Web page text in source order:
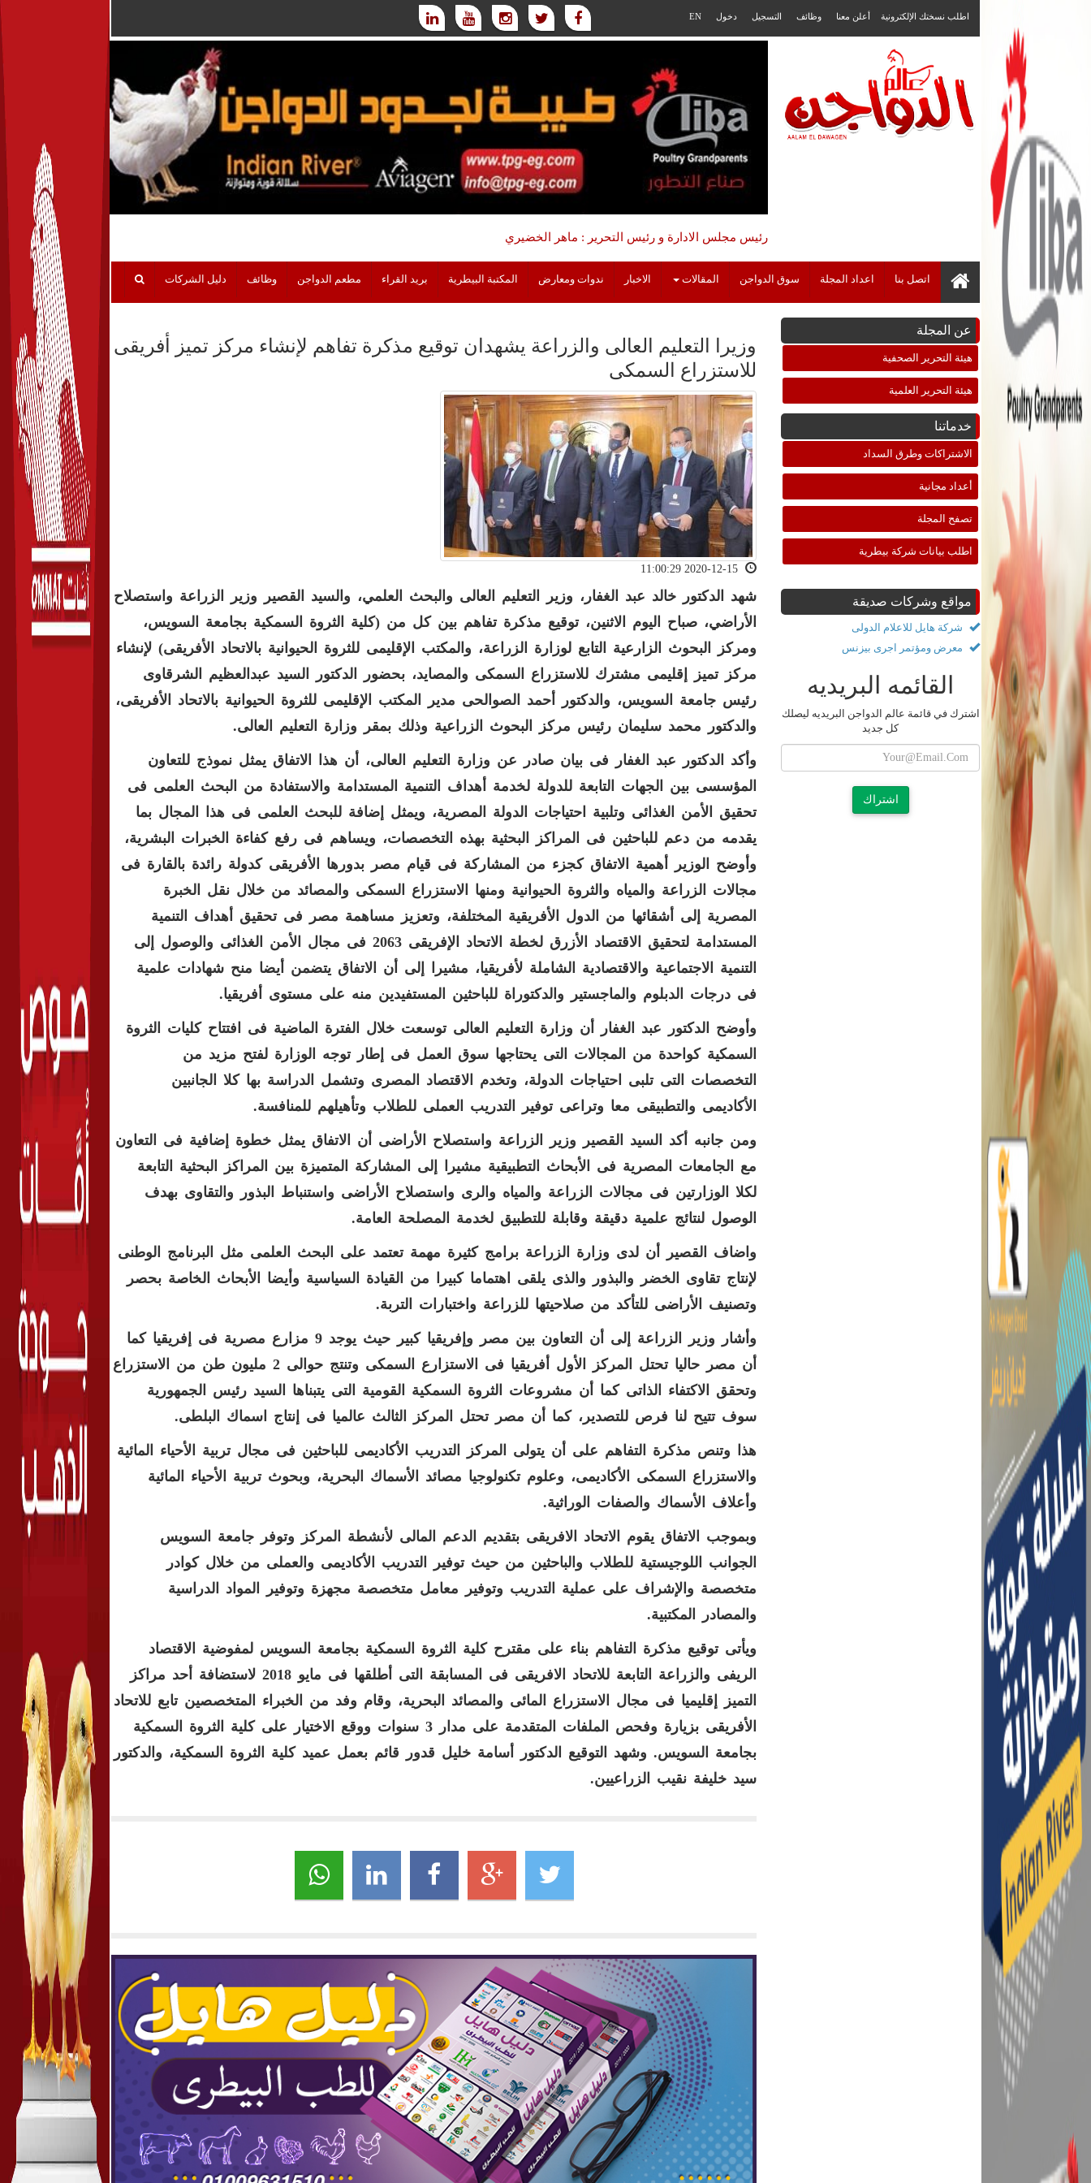
اطلب نسختك الإلكترونية أعلن معنا وظائف التسجيل دخول EN
رئيس مجلس الادارة و رئيس التحرير : ماهر الخضيري
اتصل بنا اعداد المجلة سوق الدواجن المقالات الاخبار ندوات ومعارض المكتبة البيطرية بريد القراء مطعم الدواجن وظائف دليل الشركات
عن المجلة
هيئة التحرير الصحفية
هيئة التحرير العلمية
خدماتنا
الاشتراكات وطرق السداد
أعداد مجانية
تصفح المجلة
اطلب بيانات شركة بيطرية
مواقع وشركات صديقة
شركة هايل للاعلام الدولى
معرض ومؤتمر اجرى بيزنس
القائمه البريديه
اشترك في قائمة عالم الدواجن البريديه ليصلك
كل جديد
اشتراك
وزيرا التعليم العالى والزراعة يشهدان توقيع مذكرة تفاهم لإنشاء مركز تميز أفريقى
للاستزراع السمكى
شهد الدكتور خالد عبد الغفار، وزير التعليم العالى والبحث العلمي، والسيد القصير وزير الزراعة واستصلاح
الأراضي، صباح اليوم الاثنين، توقيع مذكرة تفاهم بين كل من (كلية الثروة السمكية بجامعة السويس،
ومركز البحوث الزارعية التابع لوزارة الزراعة، والمكتب الإقليمى للثروة الحيوانية بالاتحاد الأفريقى) لإنشاء
مركز تميز إقليمى مشترك للاستزراع السمكى والمصايد، بحضور الدكتور السيد عبدالعظيم الشرقاوى
رئيس جامعة السويس، والدكتور أحمد الصوالحى مدير المكتب الإقليمى للثروة الحيوانية بالاتحاد الأفريقى،
والدكتور محمد سليمان رئيس مركز البحوث الزراعية وذلك بمقر وزارة التعليم العالى.
وأكد الدكتور عبد الغفار فى بيان صادر عن وزارة التعليم العالى، أن هذا الاتفاق يمثل نموذج للتعاون
المؤسسى بين الجهات التابعة للدولة لخدمة أهداف التنمية المستدامة والاستفادة من البحث العلمى فى
تحقيق الأمن الغذائى وتلبية احتياجات الدولة المصرية، ويمثل إضافة للبحث العلمى فى هذا المجال بما
يقدمه من دعم للباحثين فى المراكز البحثية بهذه التخصصات، ويساهم فى رفع كفاءة الخبرات البشرية،
وأوضح الوزير أهمية الاتفاق كجزء من المشاركة فى قيام مصر بدورها الأفريقى كدولة رائدة بالقارة فى
مجالات الزراعة والمياه والثروة الحيوانية ومنها الاستزراع السمكى والمصائد من خلال نقل الخبرة
المصرية إلى أشقائها من الدول الأفريقية المختلفة، وتعزيز مساهمة مصر فى تحقيق أهداف التنمية
المستدامة لتحقيق الاقتصاد الأزرق لخطة الاتحاد الإفريقى 2063 فى مجال الأمن الغذائى والوصول إلى
التنمية الاجتماعية والاقتصادية الشاملة لأفريقيا، مشيرا إلى أن الاتفاق يتضمن أيضا منح شهادات علمية
فى درجات الدبلوم والماجستير والدكتوراة للباحثين المستفيدين منه على مستوى أفريقيا.
وأوضح الدكتور عبد الغفار أن وزارة التعليم العالى توسعت خلال الفترة الماضية فى افتتاح كليات الثروة
السمكية كواحدة من المجالات التى يحتاجها سوق العمل فى إطار توجه الوزارة لفتح مزيد من
التخصصات التى تلبى احتياجات الدولة، وتخدم الاقتصاد المصرى وتشمل الدراسة بها كلا الجانبين
الأكاديمى والتطبيقى معا وتراعى توفير التدريب العملى للطلاب وتأهيلهم للمنافسة.
ومن جانبه أكد السيد القصير وزير الزراعة واستصلاح الأراضى أن الاتفاق يمثل خطوة إضافية فى التعاون
مع الجامعات المصرية فى الأبحاث التطبيقية مشيرا إلى المشاركة المتميزة بين المراكز البحثية التابعة
لكلا الوزارتين فى مجالات الزراعة والمياه والرى واستصلاح الأراضى واستنباط البذور والتقاوى بهدف
الوصول لنتائج علمية دقيقة وقابلة للتطبيق لخدمة المصلحة العامة.
واضاف القصير أن لدى وزارة الزراعة برامج كثيرة مهمة تعتمد على البحث العلمى مثل البرنامج الوطنى
لإنتاج تقاوى الخضر والبذور والذى يلقى اهتماما كبيرا من القيادة السياسية وأيضا الأبحاث الخاصة بحصر
وتصنيف الأراضى للتأكد من صلاحيتها للزراعة واختبارات التربة.
وأشار وزير الزراعة إلى أن التعاون بين مصر وإفريقيا كبير حيث يوجد 9 مزارع مصرية فى إفريقيا كما
أن مصر حاليا تحتل المركز الأول أفريقيا فى الاستزارع السمكى وتنتج حوالى 2 مليون طن من الاستزراع
وتحقق الاكتفاء الذاتى كما أن مشروعات الثروة السمكية القومية التى يتبناها السيد رئيس الجمهورية
سوف تتيح لنا فرص للتصدير، كما أن مصر تحتل المركز الثالث عالميا فى إنتاج اسماك البلطى.
هذا وتنص مذكرة التفاهم على أن يتولى المركز التدريب الأكاديمى للباحثين فى مجال تربية الأحياء المائية
والاستزراع السمكى الأكاديمى، وعلوم تكنولوجيا مصائد الأسماك البحرية، وبحوث تربية الأحياء المائية
وأعلاف الأسماك والصفات الوراثية.
‏وبموجب الاتفاق يقوم الاتحاد الافريقى بتقديم الدعم المالى لأنشطة المركز وتوفر جامعة السويس
الجوانب اللوجيستية للطلاب والباحثين من حيث توفير التدريب الأكاديمى والعملى من خلال كوادر
متخصصة والإشراف على عملية التدريب وتوفير معامل متخصصة مجهزة وتوفير المواد الدراسية
والمصادر المكتبية.
‏ويأتى توقيع مذكرة التفاهم بناء على مقترح كلية الثروة السمكية بجامعة السويس لمفوضية الاقتصاد
الريفى والزراعة التابعة للاتحاد الافريقى فى المسابقة التى أطلقها فى مايو 2018 لاستضافة أحد مراكز
التميز إقليميا فى مجال الاستزراع المائى والمصائد البحرية، وقام وفد من الخبراء المتخصصين تابع للاتحاد
الأفريقى بزيارة وفحص الملفات المتقدمة على مدار 3 سنوات ووقع الاختيار على كلية الثروة السمكية
بجامعة السويس. و‏شهد التوقيع الدكتور أسامة خليل قدور قائم بعمل عميد كلية الثروة السمكية، والدكتور
سيد خليفة نقيب الزراعيين.